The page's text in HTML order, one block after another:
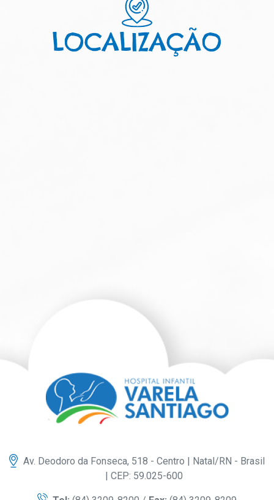
LOCALIZAÇÃO
Av. Deodoro da Fonseca, 518 - Centro | Natal/RN - Brasil
| CEP: 59.025-600